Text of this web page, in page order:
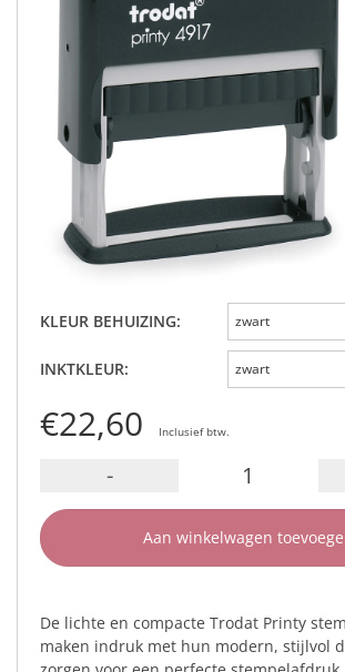
KLEUR BEHUIZING: zwart
INKTKLEUR: zwart
€22,60 Inclusief btw.
-
Aan winkelwagen
De lichte en compacte Trodat Printy
maken indruk met hun modern, stijlvol